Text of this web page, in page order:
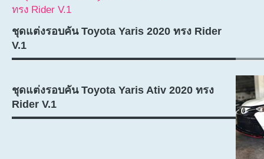
ชุดแต่งรอบคัน Toyota Yaris 2020 ทรง Rider
V.1
ชุดแต่งรอบคัน Toyota Yaris Ativ 2020 ทรง
Rider V.1